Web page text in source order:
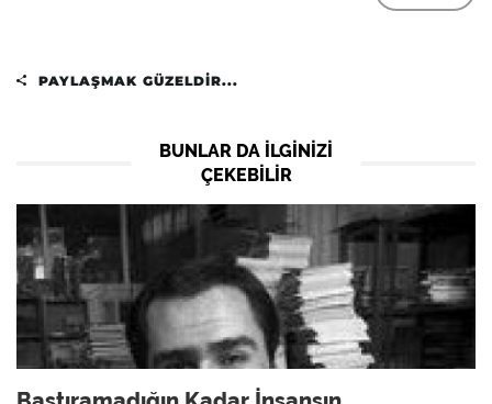
PAYLAŞMAK GÜZELDIR...
BUNLAR DA ILGINIZI
ÇEKEBILIR